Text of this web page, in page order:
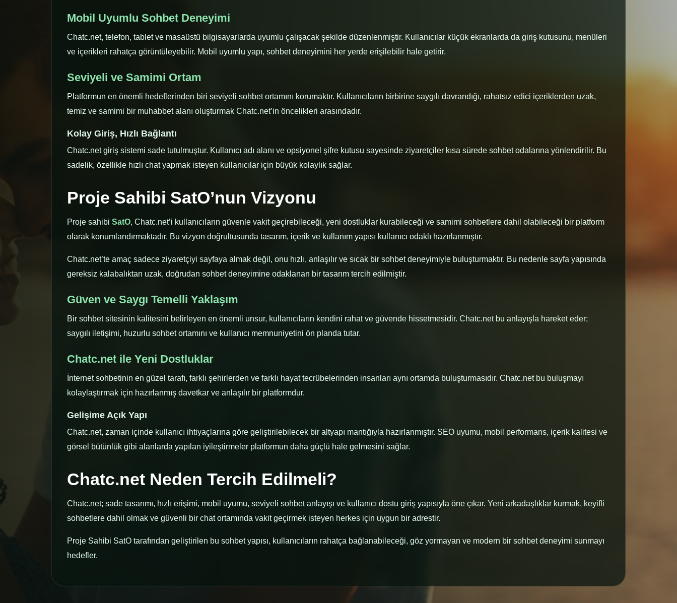
Mobil Uyumlu Sohbet Deneyimi
Chatc.net, telefon, tablet ve masaüstü bilgisayarlarda uyumlu çalışacak şekilde düzenlenmiştir. Kullanıcılar küçük ekranlarda da giriş kutusunu, menüleri
ve içerikleri rahatça görüntüleyebilir. Mobil uyumlu yapı, sohbet deneyimini her yerde erişilebilir hale getirir.
Seviyeli ve Samimi Ortam
Platformun en önemli hedeflerinden biri seviyeli sohbet ortamını korumaktır. Kullanıcıların birbirine saygılı davrandığı, rahatsız edici içeriklerden uzak,
temiz ve samimi bir muhabbet alanı oluşturmak Chatc.net’in öncelikleri arasındadır.
Kolay Giriş, Hızlı Bağlantı
Chatc.net giriş sistemi sade tutulmuştur. Kullanıcı adı alanı ve opsiyonel şifre kutusu sayesinde ziyaretçiler kısa sürede sohbet odalarına yönlendirilir. Bu
sadelik, özellikle hızlı chat yapmak isteyen kullanıcılar için büyük kolaylık sağlar.
Proje Sahibi SatO’nun Vizyonu
Proje sahibi SatO, Chatc.net’i kullanıcıların güvenle vakit geçirebileceği, yeni dostluklar kurabileceği ve samimi sohbetlere dahil olabileceği bir platform
olarak konumlandırmaktadır. Bu vizyon doğrultusunda tasarım, içerik ve kullanım yapısı kullanıcı odaklı hazırlanmıştır.
Chatc.net’te amaç sadece ziyaretçiyi sayfaya almak değil, onu hızlı, anlaşılır ve sıcak bir sohbet deneyimiyle buluşturmaktır. Bu nedenle sayfa yapısında
gereksiz kalabalıktan uzak, doğrudan sohbet deneyimine odaklanan bir tasarım tercih edilmiştir.
Güven ve Saygı Temelli Yaklaşım
Bir sohbet sitesinin kalitesini belirleyen en önemli unsur, kullanıcıların kendini rahat ve güvende hissetmesidir. Chatc.net bu anlayışla hareket eder;
saygılı iletişimi, huzurlu sohbet ortamını ve kullanıcı memnuniyetini ön planda tutar.
Chatc.net ile Yeni Dostluklar
İnternet sohbetinin en güzel tarafı, farklı şehirlerden ve farklı hayat tecrübelerinden insanları aynı ortamda buluşturmasıdır. Chatc.net bu buluşmayı
kolaylaştırmak için hazırlanmış davetkar ve anlaşılır bir platformdur.
Gelişime Açık Yapı
Chatc.net, zaman içinde kullanıcı ihtiyaçlarına göre geliştirilebilecek bir altyapı mantığıyla hazırlanmıştır. SEO uyumu, mobil performans, içerik kalitesi ve
görsel bütünlük gibi alanlarda yapılan iyileştirmeler platformun daha güçlü hale gelmesini sağlar.
Chatc.net Neden Tercih Edilmeli?
Chatc.net; sade tasarımı, hızlı erişimi, mobil uyumu, seviyeli sohbet anlayışı ve kullanıcı dostu giriş yapısıyla öne çıkar. Yeni arkadaşlıklar kurmak, keyifli
sohbetlere dahil olmak ve güvenli bir chat ortamında vakit geçirmek isteyen herkes için uygun bir adrestir.
Proje Sahibi SatO tarafından geliştirilen bu sohbet yapısı, kullanıcıların rahatça bağlanabileceği, göz yormayan ve modern bir sohbet deneyimi sunmayı
hedefler.